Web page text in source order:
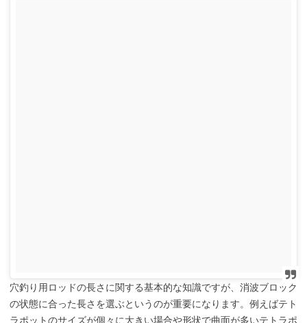
穴釣り用ロッドの長さに関する基本的な知識ですが、消波ブロック
の状態に合った長さを選ぶというのが重要になります。例えばテト
ラポットのサイズが個々に大きい場合や形状で曲面が多いテトラポ